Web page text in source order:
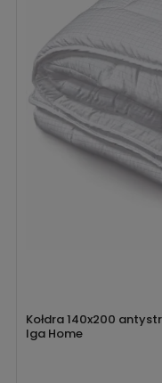
Kołdra 140x200
Iga Home